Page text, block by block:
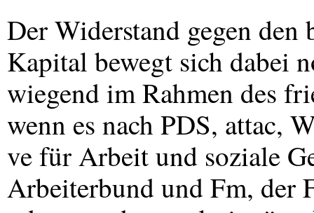
Der Widerstand gegen den
Kapital bewegt sich dabei
wiegend im Rahmen des
wenn es nach PDS, attac,
ve für Arbeit und soziale
Arbeiterbund und Fm, der